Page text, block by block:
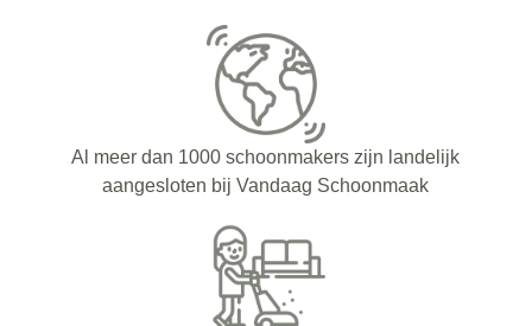
Al meer dan 1000 schoonmakers zijn landelijk
aangesloten bij Vandaag Schoonmaak